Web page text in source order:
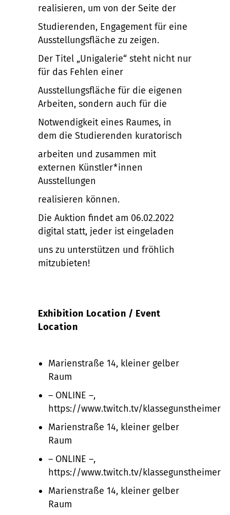
realisieren, um von der Seite der
Studierenden, Engagement für eine
Ausstellungsfläche zu zeigen.
Der Titel „Unigalerie“ steht nicht nur
für das Fehlen einer
Ausstellungsfläche für die eigenen
Arbeiten, sondern auch für die
Notwendigkeit eines Raumes, in
dem die Studierenden kuratorisch
arbeiten und zusammen mit
externen Künstler*innen
Ausstellungen
realisieren können.
Die Auktion findet am 06.02.2022
digital statt, jeder ist eingeladen
uns zu unterstützen und fröhlich
mitzubieten!
Exhibition Location / Event
Location
Marienstraße 14, kleiner gelber
Raum
– ONLINE –,
https://www.twitch.tv/klassegunstheimer
Marienstraße 14, kleiner gelber
Raum
– ONLINE –,
https://www.twitch.tv/klassegunstheimer
Marienstraße 14, kleiner gelber
Raum